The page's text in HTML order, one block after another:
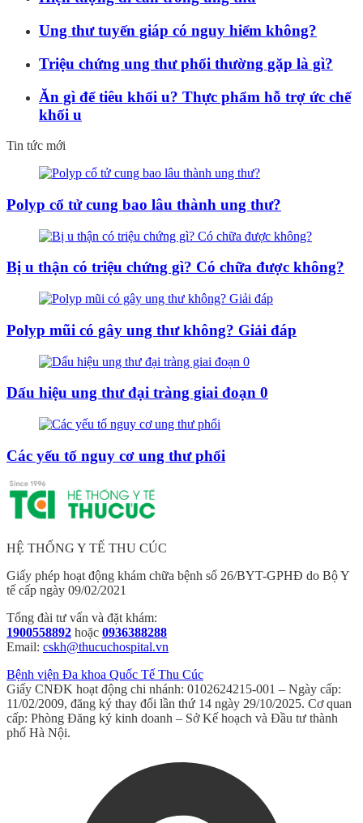
Ung thư tuyến giáp có nguy hiểm không?
Triệu chứng ung thư phổi thường gặp là gì?
Ăn gì để tiêu khối u? Thực phẩm hỗ trợ ức chế
khối u
Tin tức mới
Polyp cổ tử cung bao lâu thành ung thư?
Bị u thận có triệu chứng gì? Có chữa được không?
Polyp mũi có gây ung thư không? Giải đáp
Dấu hiệu ung thư đại tràng giai đoạn 0
Các yếu tố nguy cơ ung thư phổi
HỆ THỐNG Y TẾ THU CÚC
Giấy phép hoạt động khám chữa bệnh số 26/BYT-GPHĐ do Bộ Y
tế cấp ngày 09/02/2021
Tổng đài tư vấn và đặt khám:
1900558892 hoặc 0936388288
Email: cskh@thucuchospital.vn
Bệnh viện Đa khoa Quốc Tế Thu Cúc
Giấy CNĐK hoạt động chi nhánh: 0102624215-001 – Ngày cấp:
11/02/2009, đăng ký thay đổi lần thứ 14 ngày 29/10/2025. Cơ quan
cấp: Phòng Đăng ký kinh doanh – Sở Kế hoạch và Đầu tư thành
phố Hà Nội.